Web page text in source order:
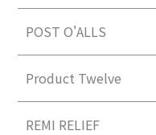
POST O'ALLS
Product Twelve
REMI RELIEF